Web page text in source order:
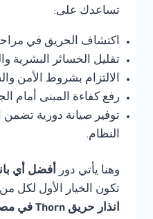
تساعدك على:
اكتشاف الحريق في
تقليل الخسائر البشرية
الالتزام بشروط الأمن
رفع كفاءة المبنى أمام
توفير صيانة دورية
النظام.
وهنا يأتي دور أفضل أي
تكون الخيار الأول لكل
انذار حريق Thorn في مصر